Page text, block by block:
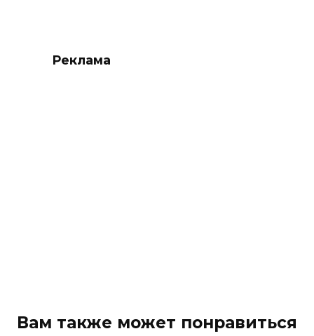
Реклама
Вам также может понравиться